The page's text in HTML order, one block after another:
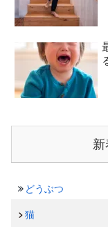
どうぶつ
猫